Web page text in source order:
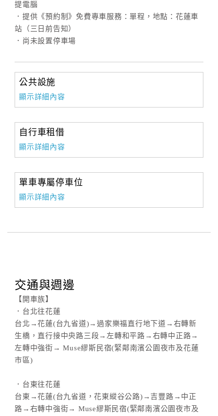
提電腦
．提供《預約制》免費專車服務：單程，地點：花蓮車
站（三日前告知）
．尚未設置停車場
公共設施
顯示詳細內容
自行車租借
顯示詳細內容
單車專屬停車位
顯示詳細內容
交通與週邊
【開車族】
．台北往花蓮
台北→花蓮(台九省道)→過家樂福直行地下道→右轉新
生橋，直行接中央路三段→左轉和平路→右轉中正路→
左轉中強街→ Muse繆斯民宿(緊鄰南濱公園夜市及花蓮
市區)
．台東往花蓮
台東→花蓮(台九省道，花東縱谷公路)→吉豐路→中正
路→右轉中強街→ Muse繆斯民宿(緊鄰南濱公園夜市及